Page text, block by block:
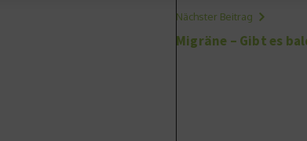
Nächster Beitrag
Migräne – Gibt es